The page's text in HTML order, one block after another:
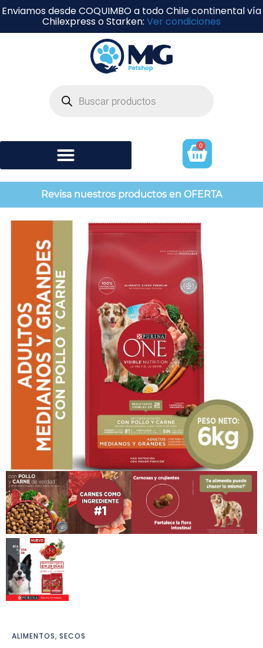
Enviamos desde COQUIMBO a todo Chile continental vía
Chilexpress o Starken: Ver condiciones
0
Revisa nuestros productos en OFERTA
ALIMENTOS, SECOS